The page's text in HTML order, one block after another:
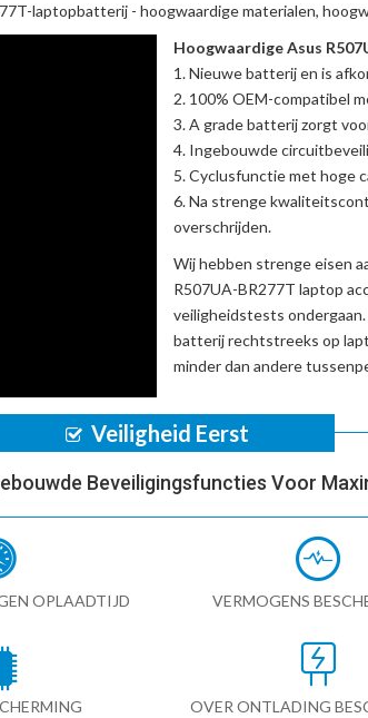
laptopbatterij - hoogwaardige materialen,
Hoogwaardige Asus
Nieuwe batterij en is
100% OEM-compatibel
A grade batterij zorgt
Ingebouwde
Cyclusfunctie met hoge
Na strenge
overschrijden.
Wij hebben strenge eisen
R507UA-BR277T laptop
veiligheidstests
batterijrechtstreeks op
minder dan andere
Veiligheid Eerst
Beveiligingsfuncties Voor
OPLAADTIJD VERMOGENS
OVER ONTLADING